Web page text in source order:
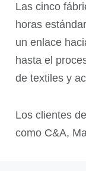
Las cinco
horas
un enlace
hasta el
de textiles y
Los clientes
como C&A,